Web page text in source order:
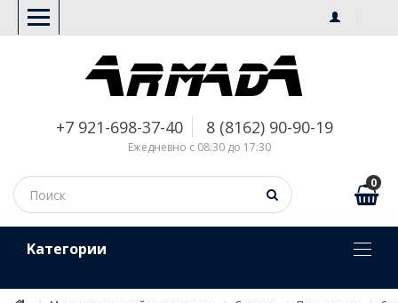
+7 921-698-37-40 8 (8162) 90-90-19
Ежедневно с 08:30 до 17:30
0
Kатегории